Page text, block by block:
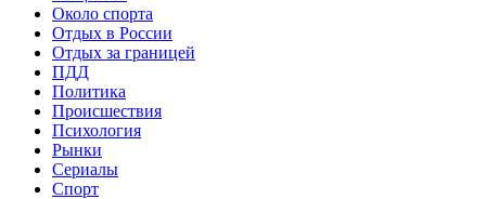
Около спорта
Отдых в России
Отдых за границей
ПДД
Политика
Происшествия
Психология
Рынки
Сериалы
Спорт